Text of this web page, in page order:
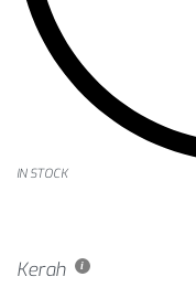
IN STOCK
Kerah